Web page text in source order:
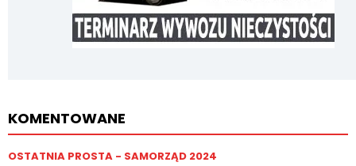
KOMENTOWANE
OSTATNIA PROSTA - SAMORZĄD 2024